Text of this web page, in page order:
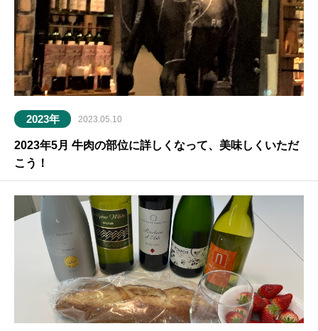
2023年 2023.05.10
2023年5月 牛肉の部位に詳しくなって、美味しくいただ
こう！